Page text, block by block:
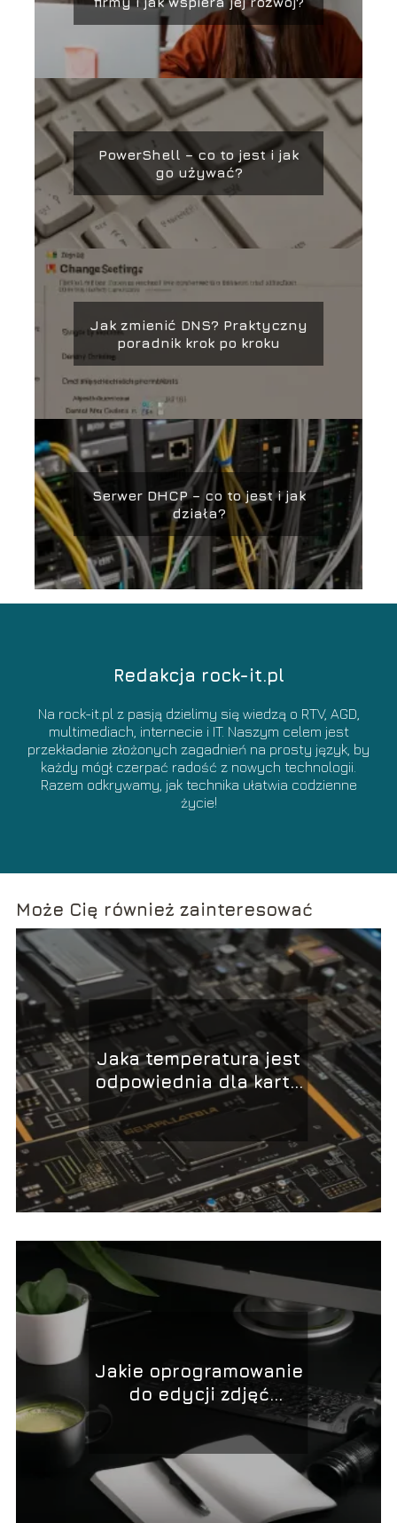
PowerShell – co to jest i jak
go używać?
Jak zmienić DNS? Praktyczny
poradnik krok po kroku
Serwer DHCP – co to jest i jak
działa?
Redakcja rock-it.pl
Na rock-it.pl z pasją dzielimy się wiedzą o RTV, AGD,
multimediach, internecie i IT. Naszym celem jest
przekładanie złożonych zagadnień na prosty język, by
każdy mógł czerpać radość z nowych technologii.
Razem odkrywamy, jak technika ułatwia codzienne
życie!
Może Cię również zainteresować
Jaka temperatura jest
odpowiednia dla karty
graficznej?
Jakie oprogramowanie
do edycji zdjęć